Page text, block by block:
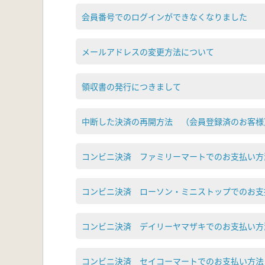
会員番号でのログインができなくなりました
メールアドレスの変更方法について
領収書の発行につきまして
中断した決済の再開方法 （会員登録済のお客様
コンビニ決済 ファミリーマートでのお支払い
コンビニ決済 ローソン・ミニストップでのお
コンビニ決済 デイリーヤマザキでのお支払い
コンビニ決済 セイコーマートでのお支払い方法